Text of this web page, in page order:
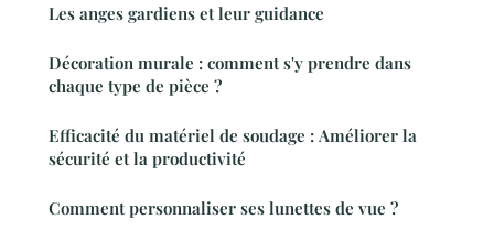
Les anges gardiens et leur guidance
Décoration murale : comment s'y prendre dans
chaque type de pièce ?
Efficacité du matériel de soudage : Améliorer la
sécurité et la productivité
Comment personnaliser ses lunettes de vue ?